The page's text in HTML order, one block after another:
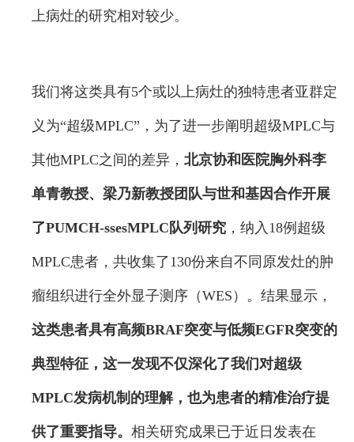
上病灶的研究相对较少。
我们将这类具有5个或以上病灶的独特患者亚群定
义为“超级MPLC”，为了进一步阐明超级MPLC与
其他MPLC之间的差异， 北京协和医院胸外科李
单青教授、梁乃新教授团队与世和基因合作开展
了PUMCH-ssesMPLC队列研究 ，纳入18例超级
MPLC患者，共收集了130份来自不同原发灶的肿
瘤组织进行全外显子测序（WES）。结果显示，
这类患者具有高频BRAF突变与低频EGFR突变的
典型特征，这一发现不仅深化了我们对超级
MPLC发病机制的理解，也为患者的精准治疗提
供了重要指导。 相关研究成果已于近日发表在